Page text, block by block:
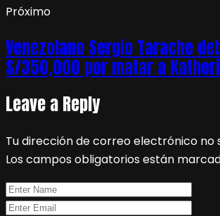
Próximo
Venezolano Sergio Tarache
S/350,000 por matar a
Leave a Reply
Tu dirección de correo electrónico no
Los campos obligatorios están